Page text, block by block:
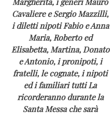
Cavaliere e Sergio Mazzilli,
i diletti nipoti Fabio e Anna
Maria, Roberto ed
Elisabetta, Martina, Donato
e Antonio, i pronipoti, i
fratelli, le cognate, i nipoti
ed i familiari tutti La
ricorderanno durante la
Santa Messa che sarà